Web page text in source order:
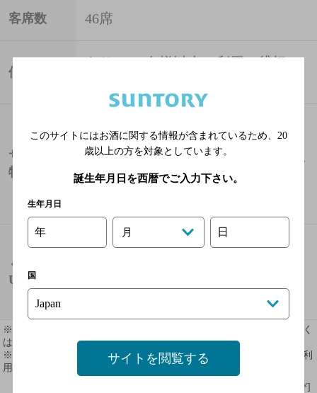
客席数 46席
個室
あり ／20名様以上ご利用で貸切 ／
サービス・
特徴
ます。貸切のご予約大歓迎♪♪
飲み放題 ＼1000~単品飲み放題ご
用意しました。
ぐるなび
URL
※ 掲載されている情報は最新の内容と異なる場合があります。詳しく
はお店にお問い合わせください。
※ 掲載されているリンク等の外部コンテンツはお客様のご判断でご利
用ください。
[情報提供：ぐるなび]
このサイトにはお酒に関する情報が含まれているため、 20
歳以上の方を対象としています。
誕生年月日を西暦でご入力下さい。
生年月日
年 月 日
国
サイトを閲覧する